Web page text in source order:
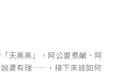
天黑黑」，阿公要煮鹹、阿
婆有理……，接下來該如何